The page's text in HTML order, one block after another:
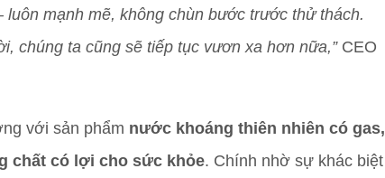
mạnh mẽ, không chùn bước trước thử thách.
chúng ta cũng sẽ tiếp tục vươn xa hơn nữa,”CEO
với sản phẩm nước khoáng thiên nhiên có gas,
chất có lợi cho sức khỏe. Chính nhờ sự khác biệt